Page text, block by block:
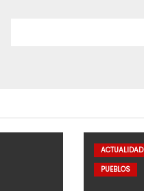
ACTUALIDAD
PUEBLOS